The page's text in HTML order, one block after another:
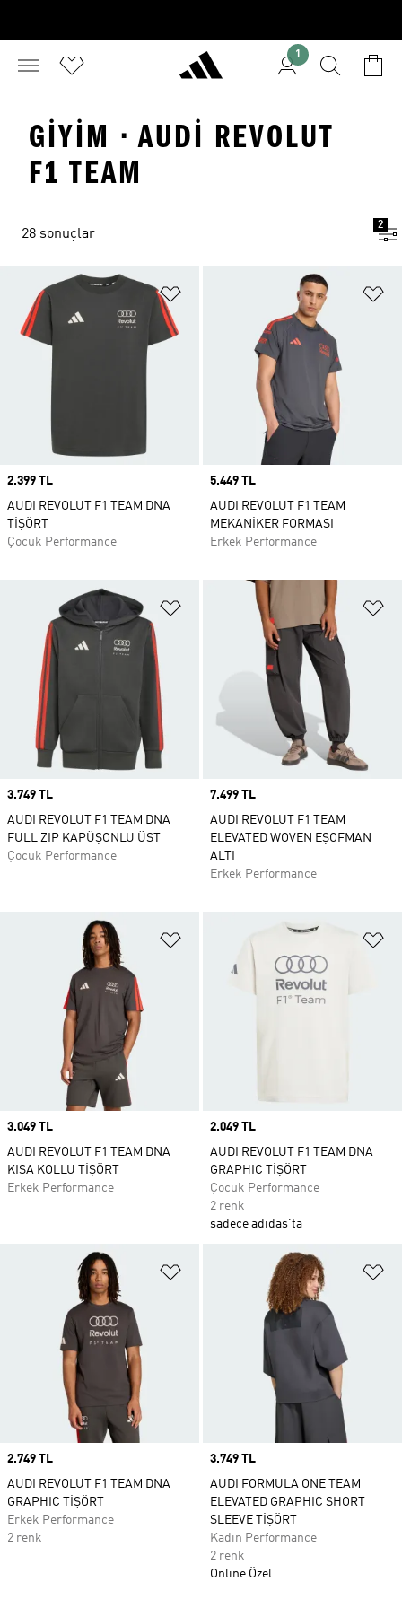
1
GIYIM · AUDI REVOLUT
F1 TEAM
28 sonuçlar
2
Favori Listesine Ekle
Price
2.399 TL
AUDI REVOLUT F1 TEAM DNA
TİŞÖRT
Çocuk Performance
Price
5.449 TL
AUDI REVOLUT F1 TEAM
MEKANİKER FORMASI
Erkek Performance
Favori Listesine Ekle
Price
3.749 TL
AUDI REVOLUT F1 TEAM DNA
FULL ZIP KAPÜŞONLU ÜST
Çocuk Performance
Price
7.499 TL
AUDI REVOLUT F1 TEAM
ELEVATED WOVEN EŞOFMAN
ALTI
Erkek Performance
Favori Listesine Ekle
Price
3.049 TL
AUDI REVOLUT F1 TEAM DNA
KISA KOLLU TİŞÖRT
Erkek Performance
Price
2.049 TL
AUDI REVOLUT F1 TEAM DNA
GRAPHIC TİŞÖRT
Çocuk Performance
2 renk
sadece adidas'ta
Favori Listesine Ekle
Price
2.749 TL
AUDI REVOLUT F1 TEAM DNA
GRAPHIC TİŞÖRT
Erkek Performance
2 renk
Price
3.749 TL
AUDI FORMULA ONE TEAM
ELEVATED GRAPHIC SHORT
SLEEVE TİŞÖRT
Kadın Performance
2 renk
Online Özel